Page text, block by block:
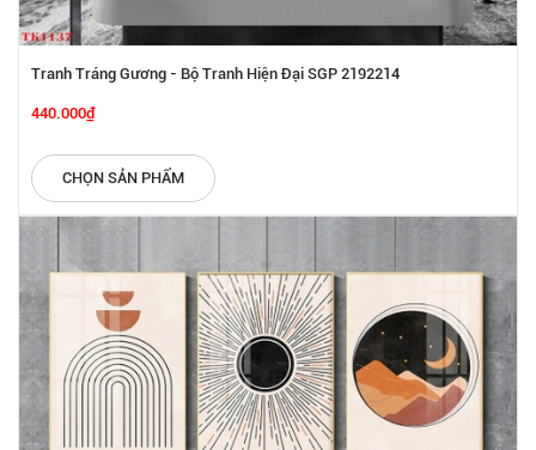
Tranh Tráng Gương - Bộ Tranh Hiện Đại SGP 2192214
440.000₫
CHỌN SẢN PHẨM